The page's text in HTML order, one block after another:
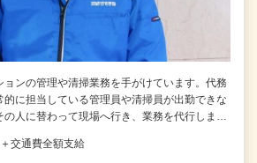
ョンの管理や清掃業務を手がけています。代務
的に担当している管理員や清掃員が出勤できな
の人に替わって現場へ行き、業務を代行しま…
交通費全額支給